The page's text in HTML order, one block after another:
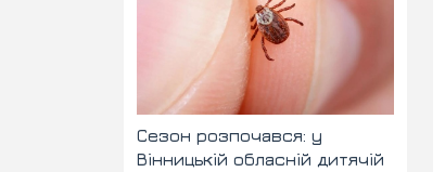
Сезон розпочався: у
Вінницькій обласній дитячій